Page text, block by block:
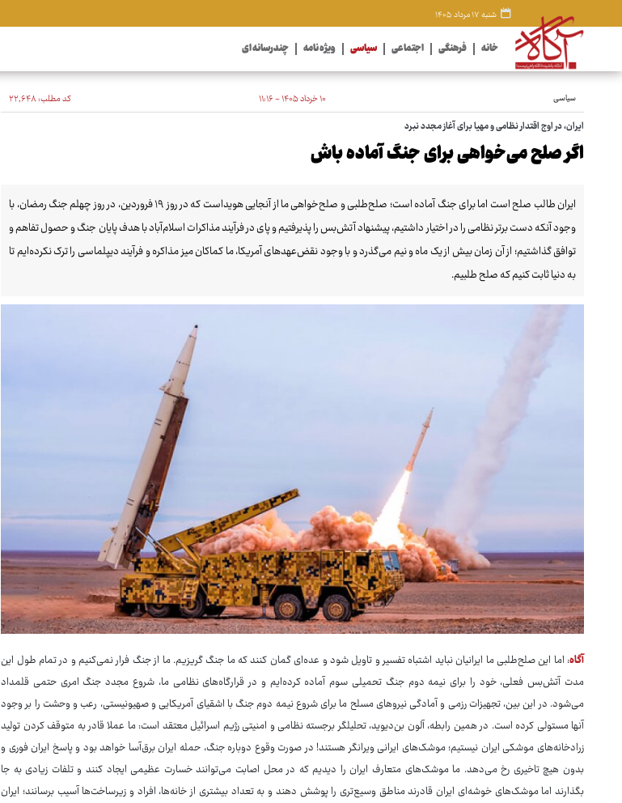
شنبه ۱۷ مرداد ۱۴۰۵
خانه فرهنگی اجتماعی سیاسی ویژه نامه چندرسانه ای
سیاسی ۱۰ خرداد ۱۴۰۵ - ۱۱:۱۶ کد مطلب:۲۲٬۶۴۸
ایران، در اوج اقتدار نظامی و مهیا برای آغاز مجدد نبرد
اگر صلح می‌خواهی برای جنگ آماده باش
ایران طالب صلح است اما برای جنگ آماده است؛ صلح‌طلبی و صلح‌خواهی ما از آنجایی هویداست که در روز ۱۹ فروردین، در روز چهلم جنگ رمضان، با
وجود آنکه دست برتر نظامی را در اختیار داشتیم، پیشنهاد آتش‌بس را پذیرفتیم و پای در فرآیند مذاکرات اسلام‌آباد با هدف پایان جنگ و حصول تفاهم و
توافق گذاشتیم؛ از آن زمان بیش از یک ماه و نیم می‌گذرد و با وجود نقض‌عهدهای آمریکا، ما کماکان میز مذاکره و فرآیند دیپلماسی را ترک نکرده‌ایم تا
به دنیا ثابت کنیم که صلح طلبیم.
آگاه: اما این صلح‌طلبی ما ایرانیان نباید اشتباه تفسیر و تاویل شود و عده‌ای گمان کنند که ما جنگ گریزیم. ما از جنگ فرار نمی‌کنیم و در تمام طول این
مدت آتش‌بس فعلی، خود را برای نیمه دوم جنگ تحمیلی سوم آماده کرده‌ایم و در قرارگاه‌های نظامی ما، شروع مجدد جنگ امری حتمی قلمداد
می‌شود. در این بین، تجهیزات رزمی و آمادگی نیروهای مسلح ما برای شروع نیمه دوم جنگ با اشقیای آمریکایی و صهیونیستی، رعب و وحشت را بر وجود
آنها مستولی کرده است. در همین رابطه، آلون بن‌دیوید، تحلیلگر برجسته نظامی و امنیتی رژیم اسرائیل معتقد است: ما عملا قادر به متوقف کردن تولید
زرادخانه‌های موشکی ایران نیستیم؛ موشک‌های ایرانی ویرانگر هستند! در صورت وقوع دوباره جنگ، حمله ایران برق‌آسا خواهد بود و پاسخ ایران فوری و
بدون هیچ تاخیری رخ می‌دهد. ما موشک‌های متعارف ایران را دیدیم که در محل اصابت می‌توانند خسارت عظیمی ایجاد کنند و تلفات زیادی به جا
بگذارند اما موشک‌های خوشه‌ای ایران قادرند مناطق وسیع‌تری را پوشش دهند و به تعداد بیشتری از خانه‌ها، افراد و زیرساخت‌ها آسیب برسانند؛ ایران